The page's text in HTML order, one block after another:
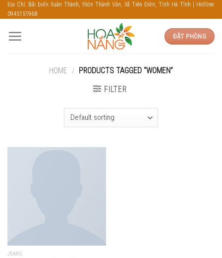
Skip
to
content
Địa Chỉ: Bãi biển Xuân Thành, thôn Thành Vân, Xã Tiên Điền, Tỉnh Hà Tĩnh | Hotline:
0945151968
ĐẶT PHÒNG
HOME / PRODUCTS TAGGED “WOMEN”
FILTER
JEANS